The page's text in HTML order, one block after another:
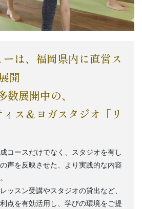
ーは、福岡県内に直営ス
開
展開中の、
ス＆ヨガスタジオ「リ
コースだけでなく、スタジオを有し
声を反映させた、より実践的な内容
ッスン受講やスタジオの貸出など、
点を有効活用し、学びの環境をご提